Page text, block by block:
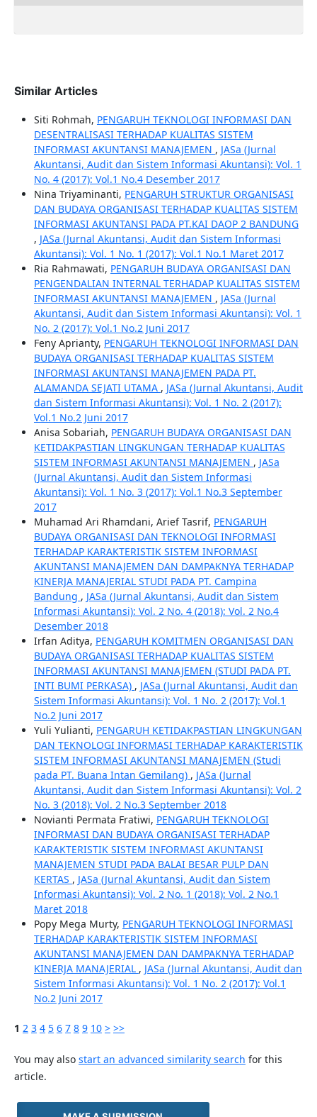
Similar Articles
Siti Rohmah, PENGARUH TEKNOLOGI INFORMASI DAN
DESENTRALISASI TERHADAP KUALITAS SISTEM
INFORMASI AKUNTANSI MANAJEMEN , JASa (Jurnal
Akuntansi, Audit dan Sistem Informasi Akuntansi): Vol. 1
No. 4 (2017): Vol.1 No.4 Desember 2017
Nina Triyaminanti, PENGARUH STRUKTUR ORGANISASI
DAN BUDAYA ORGANISASI TERHADAP KUALITAS SISTEM
INFORMASI AKUNTANSI PADA PT.KAI DAOP 2 BANDUNG
, JASa (Jurnal Akuntansi, Audit dan Sistem Informasi
Akuntansi): Vol. 1 No. 1 (2017): Vol.1 No.1 Maret 2017
Ria Rahmawati, PENGARUH BUDAYA ORGANISASI DAN
PENGENDALIAN INTERNAL TERHADAP KUALITAS SISTEM
INFORMASI AKUNTANSI MANAJEMEN , JASa (Jurnal
Akuntansi, Audit dan Sistem Informasi Akuntansi): Vol. 1
No. 2 (2017): Vol.1 No.2 Juni 2017
Feny Aprianty, PENGARUH TEKNOLOGI INFORMASI DAN
BUDAYA ORGANISASI TERHADAP KUALITAS SISTEM
INFORMASI AKUNTANSI MANAJEMEN PADA PT.
ALAMANDA SEJATI UTAMA , JASa (Jurnal Akuntansi, Audit
dan Sistem Informasi Akuntansi): Vol. 1 No. 2 (2017):
Vol.1 No.2 Juni 2017
Anisa Sobariah, PENGARUH BUDAYA ORGANISASI DAN
KETIDAKPASTIAN LINGKUNGAN TERHADAP KUALITAS
SISTEM INFORMASI AKUNTANSI MANAJEMEN , JASa
(Jurnal Akuntansi, Audit dan Sistem Informasi
Akuntansi): Vol. 1 No. 3 (2017): Vol.1 No.3 September
2017
Muhamad Ari Rhamdani, Arief Tasrif, PENGARUH
BUDAYA ORGANISASI DAN TEKNOLOGI INFORMASI
TERHADAP KARAKTERISTIK SISTEM INFORMASI
AKUNTANSI MANAJEMEN DAN DAMPAKNYA TERHADAP
KINERJA MANAJERIAL STUDI PADA PT. Campina
Bandung , JASa (Jurnal Akuntansi, Audit dan Sistem
Informasi Akuntansi): Vol. 2 No. 4 (2018): Vol. 2 No.4
Desember 2018
Irfan Aditya, PENGARUH KOMITMEN ORGANISASI DAN
BUDAYA ORGANISASI TERHADAP KUALITAS SISTEM
INFORMASI AKUNTANSI MANAJEMEN (STUDI PADA PT.
INTI BUMI PERKASA) , JASa (Jurnal Akuntansi, Audit dan
Sistem Informasi Akuntansi): Vol. 1 No. 2 (2017): Vol.1
No.2 Juni 2017
Yuli Yulianti, PENGARUH KETIDAKPASTIAN LINGKUNGAN
DAN TEKNOLOGI INFORMASI TERHADAP KARAKTERISTIK
SISTEM INFORMASI AKUNTANSI MANAJEMEN (Studi
pada PT. Buana Intan Gemilang) , JASa (Jurnal
Akuntansi, Audit dan Sistem Informasi Akuntansi): Vol. 2
No. 3 (2018): Vol. 2 No.3 September 2018
Novianti Permata Fratiwi, PENGARUH TEKNOLOGI
INFORMASI DAN BUDAYA ORGANISASI TERHADAP
KARAKTERISTIK SISTEM INFORMASI AKUNTANSI
MANAJEMEN STUDI PADA BALAI BESAR PULP DAN
KERTAS , JASa (Jurnal Akuntansi, Audit dan Sistem
Informasi Akuntansi): Vol. 2 No. 1 (2018): Vol. 2 No.1
Maret 2018
Popy Mega Murty, PENGARUH TEKNOLOGI INFORMASI
TERHADAP KARAKTERISTIK SISTEM INFORMASI
AKUNTANSI MANAJEMEN DAN DAMPAKNYA TERHADAP
KINERJA MANAJERIAL , JASa (Jurnal Akuntansi, Audit dan
Sistem Informasi Akuntansi): Vol. 1 No. 2 (2017): Vol.1
No.2 Juni 2017
1 2 3 4 5 6 7 8 9 10 > >>
You may also start an advanced similarity search for this
article.